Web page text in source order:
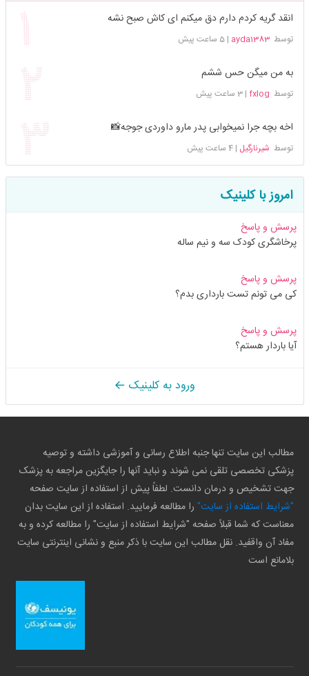
انقد گریه کردم دارم دق میکنم ای کاش صبح نشه
توسطayda1383
|5 ساعت پیش
به من میگن حس ششم
توسط fxlog
|3 ساعت پیش
اخه بچه جرا نمیخوابی پدر مارو داوردی جوجه📸
توسط شیرنارگیل |4 ساعت پیش
امروز با کلینیک
پرسش و پاسخ
پرخاشگری کودک سه و نیم ساله
پرسش و پاسخ
کی می تونم تست بارداری بدم؟
پرسش و پاسخ
آیا باردار هستم؟
ورود به کلینیک
مطالب این سایت تنها جنبه اطلاع رسانی و آموزشی داشته و توصیه
پزشکی تخصصی تلقی نمی شوند و نباید آنها را جایگزین مراجعه به پزشک
جهت تشخیص و درمان دانست. لطفاً پیش از استفاده از سایت صفحه
"شرایط استفاده از سایت" را مطالعه فرمایید. استفاده از این سایت بدان
معناست که شما قبلاً صفحه "شرایط استفاده از سایت" را مطالعه کرده و به
مفاد آن واقفید. نقل مطالب این سایت با ذکر منبع و نشانی اینترنتی سایت
بلامانع است